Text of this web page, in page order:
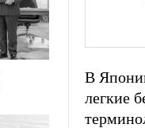
В
легкие